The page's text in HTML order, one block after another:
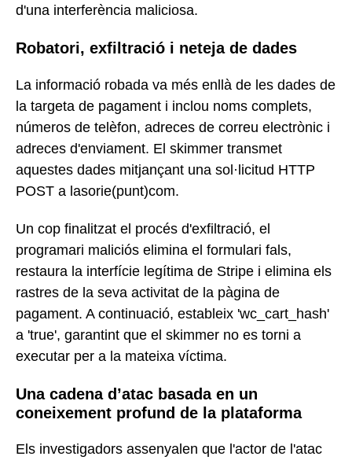
d'una interferència maliciosa.
Robatori, exfiltració i neteja de dades
La informació robada va més enllà de les dades de
la targeta de pagament i inclou noms complets,
números de telèfon, adreces de correu electrònic i
adreces d'enviament. El skimmer transmet
aquestes dades mitjançant una sol·licitud HTTP
POST a lasorie(punt)com.
Un cop finalitzat el procés d'exfiltració, el
programari maliciós elimina el formulari fals,
restaura la interfície legítima de Stripe i elimina els
rastres de la seva activitat de la pàgina de
pagament. A continuació, estableix 'wc_cart_hash'
a 'true', garantint que el skimmer no es torni a
executar per a la mateixa víctima.
Una cadena d’atac basada en un
coneixement profund de la plataforma
Els investigadors assenyalen que l'actor de l'atac